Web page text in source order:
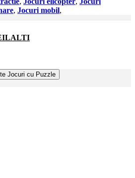
, Jocuri mobil,
Jocuri cu Puzzle